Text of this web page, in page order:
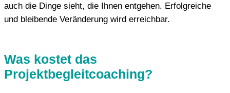
auch die Dinge sieht, die Ihnen entgehen. Erfolgreiche
und bleibende Veränderung wird erreichbar.
Was kostet das
Projektbegleitcoaching?